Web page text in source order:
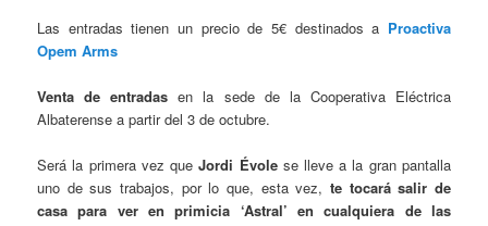
Las entradas tienen un precio de 5€ destinados a Proactiva
Opem Arms
Venta de entradas en la sede de la Cooperativa Eléctrica
Albaterense a partir del 3 de octubre.
Será la primera vez queJordi Évolese lleve a la gran pantalla
uno de sus trabajos, por lo que, esta vez, te tocará salir de
casa para ver en primicia ‘Astral’ en cualquiera de las